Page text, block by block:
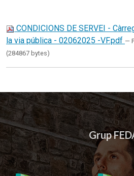
CONDICIONS DE SERVEI -
la via pública - 02062025 -VF.pdf —
(284867 bytes)
Grup